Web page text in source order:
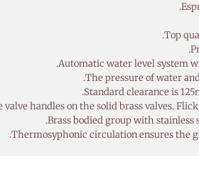
Top
Automatic water level system
The pressure of water
Standard clearance is
handles on the solid brass valves.
Brass bodied group with stainless
Thermosyphonic circulation ensures the